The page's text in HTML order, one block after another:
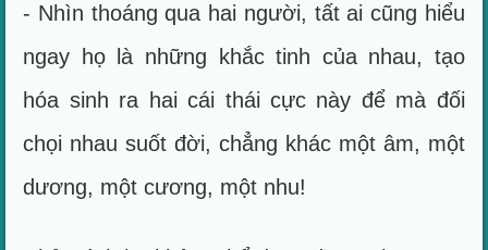
- Nhìn thoáng qua hai người, tất ai cũng hiểu
ngay họ là những khắc tinh của nhau, tạo
hóa sinh ra hai cái thái cực này để mà đối
chọi nhau suốt đời, chẳng khác một âm, một
dương, một cương, một nhu!